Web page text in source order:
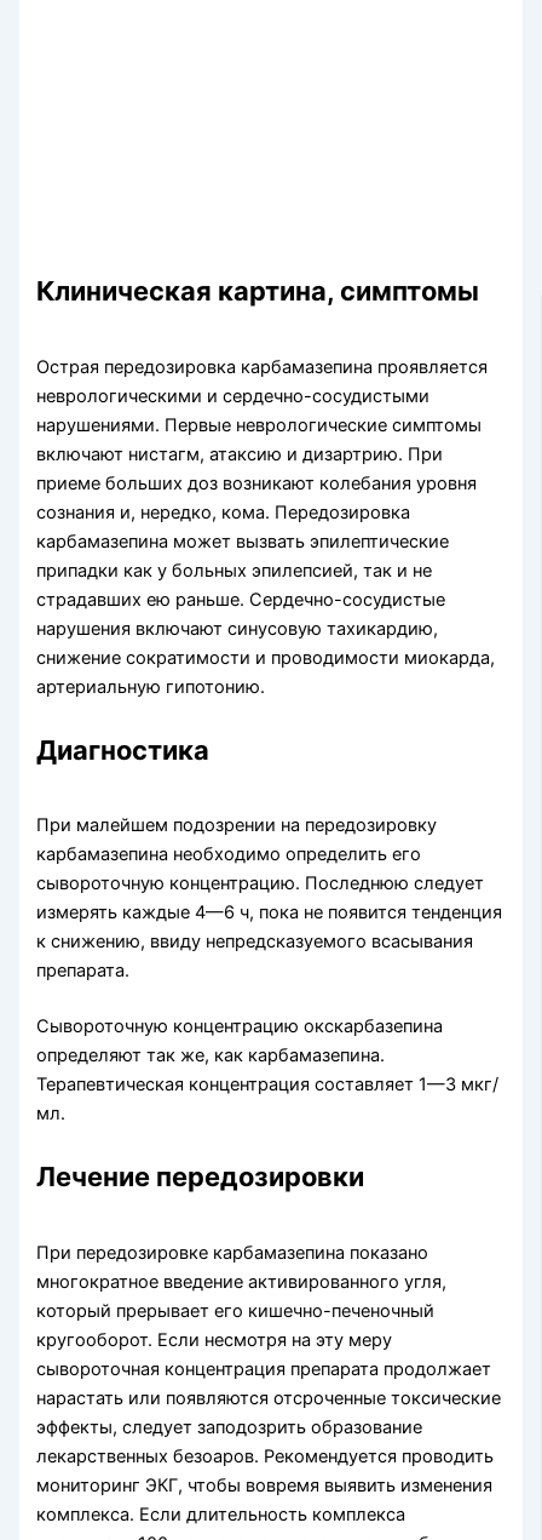
Клиническая картина, симптомы
Острая передозировка карбамазепина проявляется
неврологическими и сердечно-сосудистыми
нарушениями. Первые неврологические сим­птомы
включают нистагм, атаксию и дизартрию. При
приеме больших доз возникают колебания уровня
сознания и, нередко, кома. Передозировка
карбамазепина может вызвать эпилептические
припадки как у больных эпилепсией, так и не
страдавших ею раньше. Сердеч­но-сосудистые
нарушения включают синусовую тахикардию,
снижение сократимости и проводимости миокарда,
артериальную гипотонию.
Диагностика
При малейшем подозрении на передозировку
карбамазепина необхо­димо определить его
сывороточную концентрацию. Последнюю следу­ет
измерять каждые 4—6 ч, пока не появится тенденция
к снижению, ввиду непредсказуемого всасывания
препарата.
Сывороточную концентрацию окскарбазепина
определяют так же, как карбамазепина.
Терапевтическая концен­трация составляет 1—3 мкг/
мл.
Лечение передозировки
При передозировке карбамазепина показано
многократное введение активированного угля,
который прерывает его кишечно-печеночный
кругооборот. Если несмотря на эту меру
сывороточная концентрация препарата продолжает
нарастать или появляются отсроченные токси­ческие
эффекты, следует заподозрить образование
лекарственных безоаров. Рекомендуется проводить
мониторинг ЭКГ, чтобы вовремя выявить изменения
комплекса. Если длитель­ность комплекса